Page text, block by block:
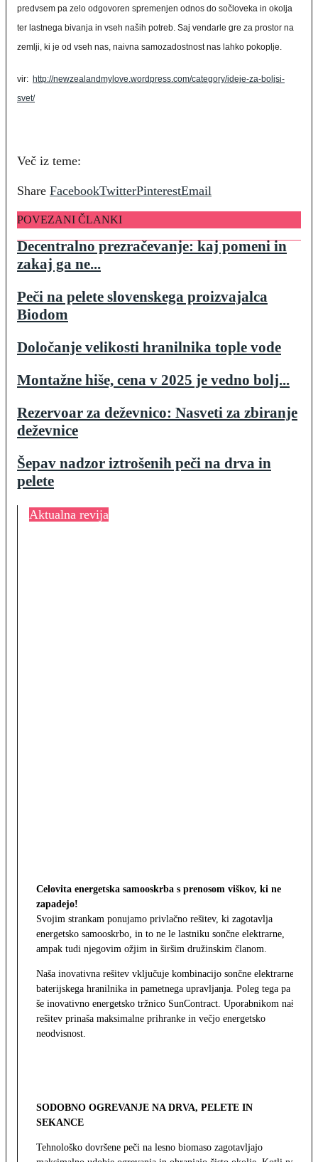
predvsem pa zelo odgovoren spremenjen odnos do sočloveka in okolja
ter lastnega bivanja in vseh naših potreb. Saj vendarle gre za prostor na
zemlji, ki je od vseh nas, naivna samozadostnost nas lahko pokoplje.
vir: http://newzealandmylove.wordpress.com/category/ideje-za-boljsi-
svet/
Več iz teme:
Share FacebookTwitterPinterestEmail
POVEZANI ČLANKI
Decentralno prezračevanje: kaj pomeni in
zakaj ga ne...
Peči na pelete slovenskega proizvajalca
Biodom
Določanje velikosti hranilnika tople vode
Montažne hiše, cena v 2025 je vedno bolj...
Rezervoar za deževnico: Nasveti za zbiranje
deževnice
Šepav nadzor iztrošenih peči na drva in
pelete
Aktualna revija
Celovita energetska samooskrba s prenosom viškov, ki ne
zapadejo!
Svojim strankam ponujamo privlačno rešitev, ki zagotavlja
energetsko samooskrbo, in to ne le lastniku sončne elektrarne,
ampak tudi njegovim ožjim in širšim družinskim članom.
Naša inovativna rešitev vključuje kombinacijo sončne elektrarne,
baterijskega hranilnika in pametnega upravljanja. Poleg tega pa
še inovativno energetsko tržnico SunContract. Uporabnikom naša
rešitev prinaša maksimalne prihranke in večjo energetsko
neodvisnost.
SODOBNO OGREVANJE NA DRVA, PELETE IN
SEKANCE
Tehnološko dovršene peči na lesno biomaso zagotavljajo